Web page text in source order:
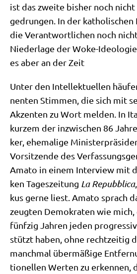
ist das zwei­te bis­her noch
gedrun­gen. In der katho­li­schen
die Ver­ant­wort­li­chen noch
Nie­der­la­ge der Woke-
es aber an der Zeit
Unter den Intel­lek­tu­el­len
nen­ten Stim­men, die sich mit
Akzen­ten zu Wort mel­den. In
kur­zem der inzwi­schen 86
ker, ehe­ma­li­ge
Vor­sit­zen­de des
Ama­to in einem Inter­view mit
ken Tages­zei­tung La Repubbli­ca
kus ger­ne liest. Ama­to sprach
zeug­ten Demo­kra­ten wie
fünf­zig Jah­ren jeden
stützt haben, ohne recht­zei­tig
manch­mal über­mä­ßi­ge
tio­nel­len Wer­ten zu erken­nen,